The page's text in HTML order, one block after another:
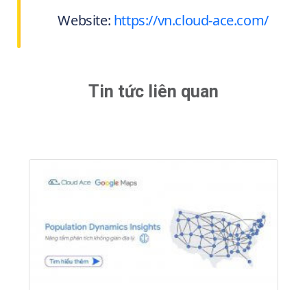
Website: https://vn.cloud-ace.com/
Tin tức liên quan